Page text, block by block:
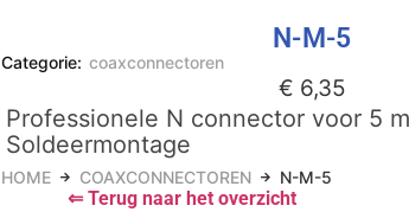
N-M-5
Categorie: coaxconnectoren
€ 6,35
Professionele N connector voor 5
Soldeermontage
HOME COAXCONNECTOREN N-M-5
⇐ Terug naar het overzicht